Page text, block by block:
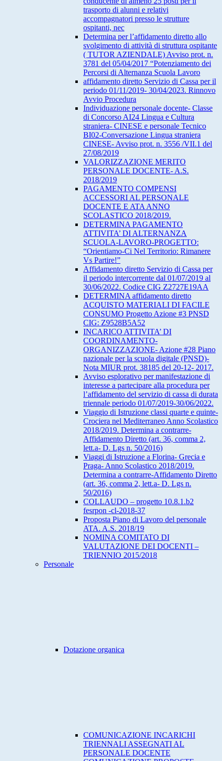
trasporto di alunni e relativi
accompagnatori presso le strutture
ospitanti, nec
Determina per l’affidamento diretto allo
svolgimento di attività di struttura ospitante
( TUTOR AZIENDALE) Avviso prot. n.
3781 del 05/04/2017 “Potenziamento dei
Percorsi di Alternanza Scuola Lavoro
affidamento diretto Servizio di Cassa per il
periodo 01/11/2019- 30/04/2023. Rinnovo
Avvio Procedura
Individuazione personale docente- Classe
di Concorso AI24 Lingua e Cultura
straniera- CINESE e personale Tecnico
BI02-Conversazione Lingua straniera
CINESE- Avviso prot. n. 3556 /VII.1 del
27/08/2019
VALORIZZAZIONE MERITO
PERSONALE DOCENTE- A.S.
2018/2019
PAGAMENTO COMPENSI
ACCESSORI AL PERSONALE
DOCENTE E ATA ANNO
SCOLASTICO 2018/2019.
DETERMINA PAGAMENTO
ATTIVITA’ DI ALTERNANZA
SCUOLA-LAVORO-PROGETTO:
“Orientiamo-Ci Nel Territorio: Rimanere
Vs Partire!”
Affidamento diretto Servizio di Cassa per
il periodo intercorrente dal 01/07/2019 al
30/06/2022. Codice CIG Z2727E19AA
DETERMINA affidamento diretto
ACQUISTO MATERIALI DI FACILE
CONSUMO Progetto Azione #3 PNSD
CIG: Z9528B5A52
INCARICO ATTIVITA’ DI
COORDINAMENTO-
ORGANIZZAZIONE- Azione #28 Piano
nazionale per la scuola digitale (PNSD)-
Nota MIUR prot. 38185 del 20-12- 2017.
Avviso esplorativo per manifestazione di
interesse a partecipare alla procedura per
l’affidamento del servizio di cassa di durata
triennale periodo 01/07/2019-30/06/2022.
Viaggio di Istruzione classi quarte e quinte-
Crociera nel Mediterraneo Anno Scolastico
2018/2019. Determina a contrarre-
Affidamento Diretto (art. 36, comma 2,
lett.a- D. Lgs n. 50/2016)
Viaggi di Istruzione a Florina- Grecia e
Praga- Anno Scolastico 2018/2019.
Determina a contrarre-Affidamento Diretto
(art. 36, comma 2, lett.a- D. Lgs n.
50/2016)
COLLAUDO – progetto 10.8.1.b2
fesrpon -cl-2018-37
Proposta Piano di Lavoro del personale
ATA. A.S. 2018/19
NOMINA COMITATO DI
VALUTAZIONE DEI DOCENTI –
TRIENNIO 2015/2018
Personale
Dotazione organica
COMUNICAZIONE INCARICHI
TRIENNALI ASSEGNATI AL
PERSONALE DOCENTE